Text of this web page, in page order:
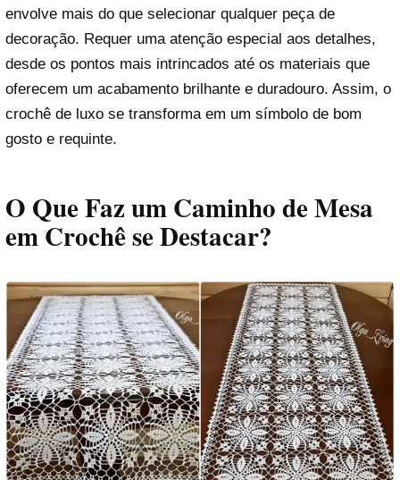
envolve mais do que selecionar qualquer peça de
decoração. Requer uma atenção especial aos detalhes,
desde os pontos mais intrincados até os materiais que
oferecem um acabamento brilhante e duradouro. Assim, o
crochê de luxo se transforma em um símbolo de bom
gosto e requinte.
O Que Faz um Caminho de Mesa
em Crochê se Destacar?